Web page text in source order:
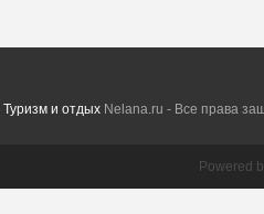
Туризм и отдыхNelana.ru - Все права
Powered